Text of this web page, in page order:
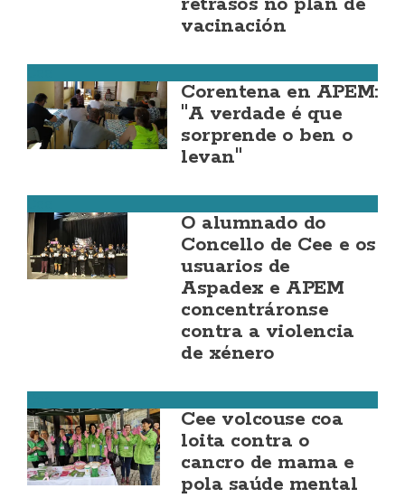
vacinación
Corentena en APEM:
"A verdade é que
sorprende o ben o
levan"
O alumnado do
Concello de Cee e os
usuarios de
Aspadex e APEM
concentráronse
contra a violencia
de xénero
Cee volcouse coa
loita contra o
cancro de mama e
pola saúde mental